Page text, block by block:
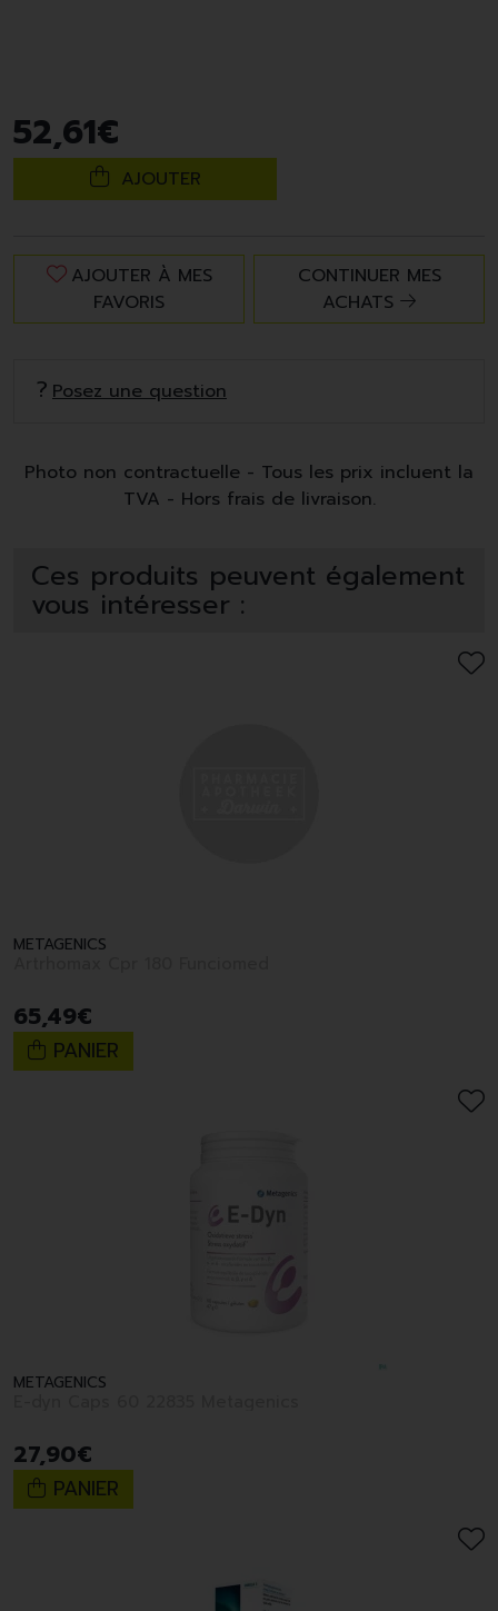
52,61€
AJOUTER
AJOUTER À MES
FAVORIS
CONTINUER MES
ACHATS
Posez une question
Photo non contractuelle - Tous les prix incluent la
TVA - Hors frais de livraison.
Ces produits peuvent également
vous intéresser :
METAGENICS
65,49€
PANIER
METAGENICS
27,90€
PANIER